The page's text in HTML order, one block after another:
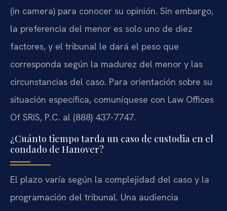
(in camera) para conocer su opinión. Sin embargo,
la preferencia del menor es solo uno de diez
factores, y el tribunal le dará el peso que
corresponda según la madurez del menor y las
circunstancias del caso. Para orientación sobre su
situación específica, comuníquese con Law Offices
Of SRIS, P.C. al (888) 437-7747.
¿Cuánto tiempo tarda un caso de custodia en el
condado de Hanover?
El plazo varía según la complejidad del caso y la
programación del tribunal. Una audiencia